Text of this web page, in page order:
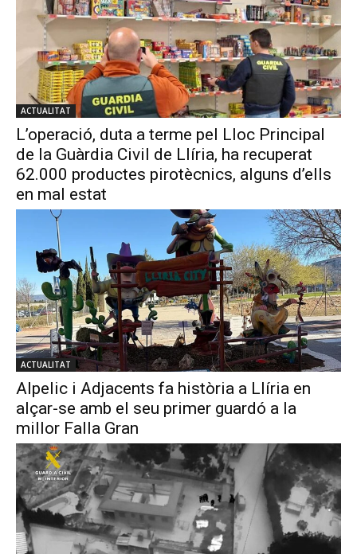
ACTUALITAT
L’operació, duta a terme pel Lloc Principal
de la Guàrdia Civil de Llíria, ha recuperat
62.000 productes pirotècnics, alguns d’ells
en mal estat
ACTUALITAT
Alpelic i Adjacents fa història a Llíria en
alçar-se amb el seu primer guardó a la
millor Falla Gran